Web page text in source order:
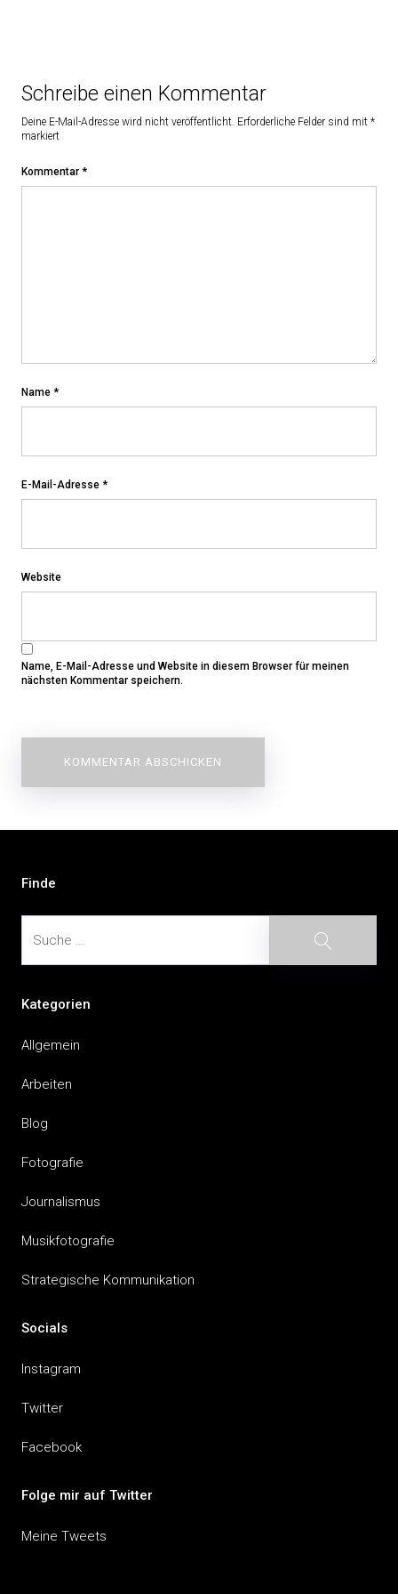
Schreibe einen Kommentar
Deine E-Mail-Adresse wird nicht veröffentlicht. Erforderliche Felder sind mit *
markiert
Kommentar *
Name *
E-Mail-Adresse *
Website
Name, E-Mail-Adresse und Website in diesem Browser für meinen
nächsten Kommentar speichern.
Finde
Suche
Kategorien
Allgemein
Arbeiten
Blog
Fotografie
Journalismus
Musikfotografie
Strategische Kommunikation
Socials
Instagram
Twitter
Facebook
Folge mir auf Twitter
Meine Tweets